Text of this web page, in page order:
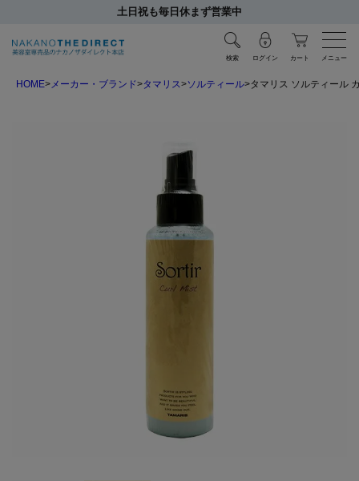
土日祝も毎日休まず営業中
検索 ログイン カート メニュー
HOME メーカー・ブランド タマリス ソルティール タマリス ソルティール